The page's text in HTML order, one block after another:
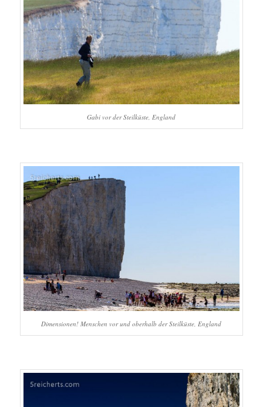
Gabi vor der Steilküste, England
Dimensionen! Menschen vor und oberhalb der Steilküste, England